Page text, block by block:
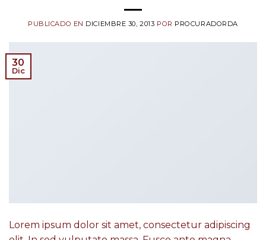
PUBLICADO EN DICIEMBRE 30, 2013 POR PROCURADORDA
30
Dic
Lorem ipsum dolor sit amet, consectetur adipiscing